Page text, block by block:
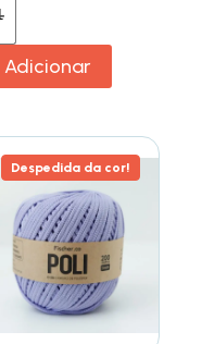
Adicionar
Despedida da cor!